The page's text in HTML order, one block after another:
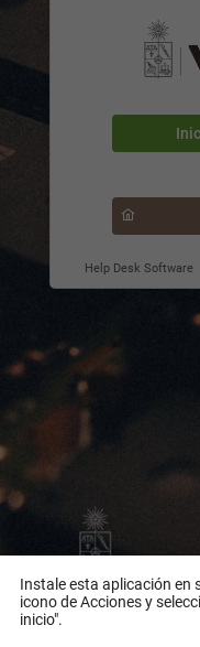
Help Desk Software
Instale esta aplicación en
icono de Acciones y
inicio".